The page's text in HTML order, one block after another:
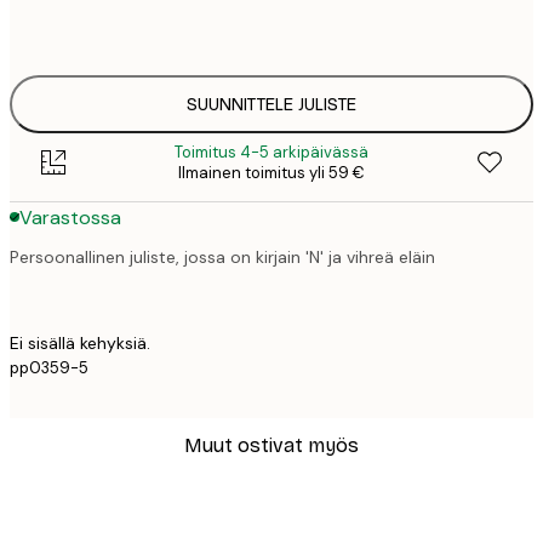
SUUNNITTELE JULISTE
Toimitus 4-5 arkipäivässä
Ilmainen toimitus yli 59 €
Varastossa
Persoonallinen juliste, jossa on kirjain 'N' ja vihreä eläin
Ei sisällä kehyksiä.
pp0359-5
Muut ostivat myös